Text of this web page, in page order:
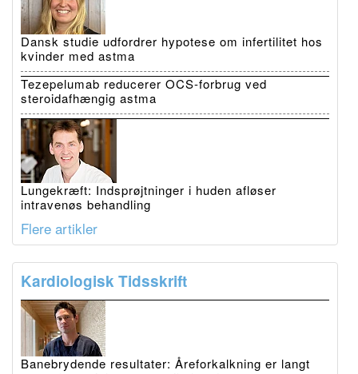
Dansk studie udfordrer hypotese om infertilitet hos
kvinder med astma
Tezepelumab reducerer OCS-forbrug ved
steroidafhængig astma
Lungekræft: Indsprøjtninger i huden afløser
intravenøs behandling
Flere artikler
Kardiologisk Tidsskrift
Banebrydende resultater: Åreforkalkning er langt